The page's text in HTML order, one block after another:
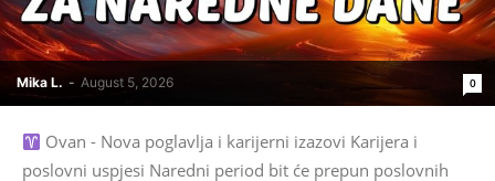
Mika L. - August 5, 2026 0
Ovan - Nova poglavlja i karijerni izazovi Karijera i
poslovni uspjesi Naredni period bit će prepun poslovnih